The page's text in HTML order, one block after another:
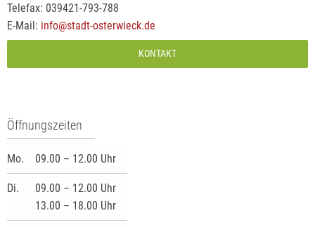
Telefax: 039421-793-788
E-Mail: info@stadt-osterwieck.de
KONTAKT
Öffnungszeiten
Mo. 09.00 – 12.00 Uhr
Di.
09.00 – 12.00 Uhr
13.00 – 18.00 Uhr